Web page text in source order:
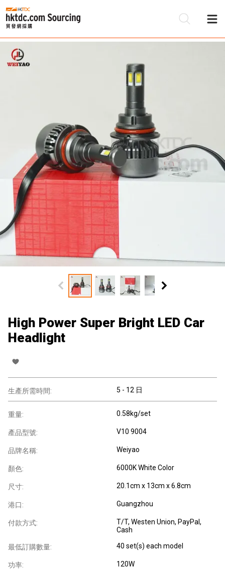
High Power Super Bright LED Car
Headlight
生產所需時間: 5 - 12 日
重量: 0.58kg/set
產品型號: V10 9004
品牌名稱: Weiyao
顏色: 6000K White Color
尺寸: 20.1cm x 13cm x 6.8cm
港口: Guangzhou
付款方式:
T/T, Westen Union, PayPal,
Cash
最低訂購數量: 40 set(s) each model
功率: 120W